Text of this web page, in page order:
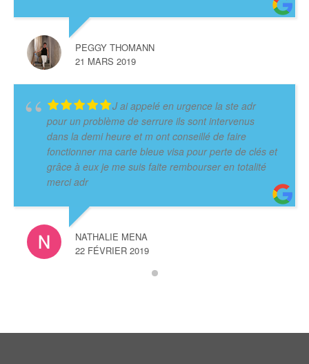
PEGGY THOMANN
21 MARS 2019
J ai appelé en urgence la ste adr
pour un problème de serrure ils sont intervenus
dans la demi heure et m ont conseillé de faire
fonctionner ma carte bleue visa pour perte de clés et
grâce à eux je me suis faite rembourser en totalité
merci adr
NATHALIE MENA
22 FÉVRIER 2019